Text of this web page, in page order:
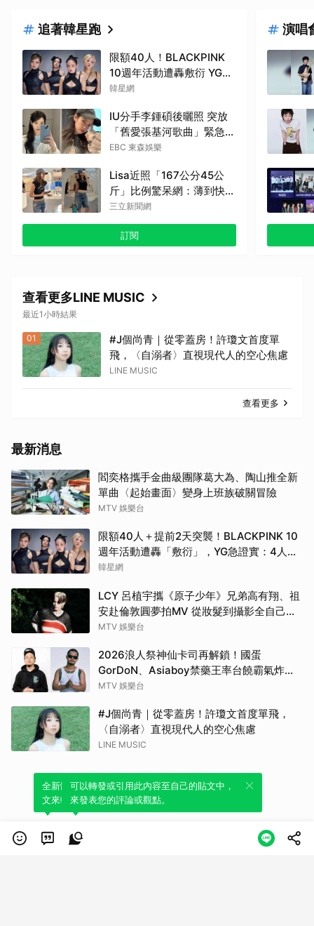
追著韓星跑
限額40人！BLACKPINK
10週年活動遭轟敷衍 YG急
回應
韓星網
IU分手李鍾碩後曬照 突放
「舊愛張基河歌曲」緊急刪
除了
EBC 東森娛樂
Lisa近照「167公分45公
斤」比例驚呆網：薄到快消
失
三立新聞網
訂閱
演唱
查看更多LINE MUSIC
最近1小時結果
01
#J個尚青｜從零蓋房！許瓊文首度單
飛，〈自溺者〉直視現代人的空心焦慮
LINE MUSIC
查看更多
最新消息
閻奕格攜手金曲級團隊葛大為、陶山推全新
單曲〈起始畫面〉變身上班族破關冒險
MTV 娛樂台
限額40人＋提前2天突襲！BLACKPINK 10
週年活動遭轟「敷衍」，YG急證實：4人確
定完全體出席
韓星網
LCY 呂植宇攜《原子少年》兄弟高有翔、祖
安赴倫敦圓夢拍MV 從妝髮到攝影全自己
來！
MTV 娛樂台
2026浪人祭神仙卡司再解鎖！國蛋
GorDoN、Asiaboy禁藥王率台饒霸氣炸翻
府城 11 月安平重磅開躁！
MTV 娛樂台
#J個尚青｜從零蓋房！許瓊文首度單飛，
〈自溺者〉直視現代人的空心焦慮
LINE MUSIC
全新體驗！一鍵引用此內容，透過發布貼
文來輕鬆表達個人立場。
可以轉發或引用此內容至自己的貼文中，
來發表您的評論或觀點。